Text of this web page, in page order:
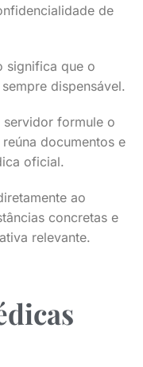
de
significa que o
dispensável.
servidor formule o
documentos e
oficial.
ao
concretas e
relevante.